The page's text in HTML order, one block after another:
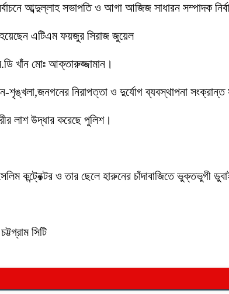
আব্দুল্লাহ সভাপতি ও আগা আজিজ সাধারন সম্পাদক
হয়েছেন এটিএম ফয়জুর সিরাজ জুয়েল
খাঁন মোঃ আক্তারুজ্জামান।
শৃঙ্খলা,জনগনের নিরাপত্তা ও দুর্যোগ ব্যবস্থাপনা সংক্রান্ত
লাশ উদ্ধার করেছে পুলিশ।
কন্ট্রেক্টর ও তার ছেলে হারুনের চাঁদাবাজিতে ভুক্তভুগী
সিটি